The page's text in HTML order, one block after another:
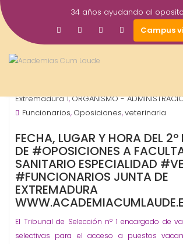
Saltar
al
contenido
34 años ayudando al
Campus
Oct
2015
Extremadura 1,ORGANISMO -
Funcionarios, Oposiciones,veterinaria
FECHA, LUGAR Y HORA DEL
DE #OPOSICIONES A
SANITARIO ESPECIALIDAD
#FUNCIONARIOS JUNTA DE
EXTREMADURA
El Tribunal de Selección nº 1 encargado de
selectivas para el acceso a puestos